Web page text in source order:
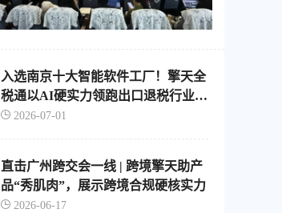
入选南京十大智能软件工厂！擎天全
税通以AI硬实力领跑出口退税行业智
能化转型
2026-07-01
直击广州跨交会一线 | 跨境擎天助产
品“秀肌肉”，展示跨境合规硬核实力
2026-06-17